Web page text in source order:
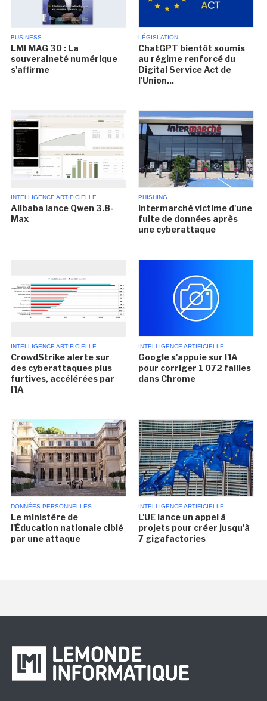
BUSINESS
LMI MAG 30 : La
souveraineté numérique
s'affirme
LÉGISLATION
ChatGPT bientôt soumis
au régime renforcé du
Digital Service Act de
l'Union...
INTELLIGENCE ARTIFICIELLE
Alibaba lance Qwen 3.8-
Max
PHISHING
Intermarché victime d'une
fuite de données après
une cyberattaque
INTELLIGENCE ARTIFICIELLE
CrowdStrike alerte sur
des cyberattaques plus
furtives, accélérées par
l'IA
INTELLIGENCE ARTIFICIELLE
Google s'appuie sur l'IA
pour corriger 1 072 failles
dans Chrome
DONNÉES PERSONNELLES
Le ministère de
l'Éducation nationale ciblé
par une attaque
INTELLIGENCE ARTIFICIELLE
L'UE lance un appel à
projets pour créer jusqu'à
7 gigafactories